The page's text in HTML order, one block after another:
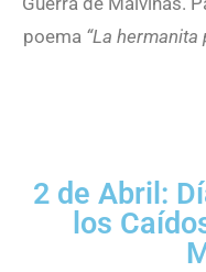
poema “La hermanita
2 de Abril:
los